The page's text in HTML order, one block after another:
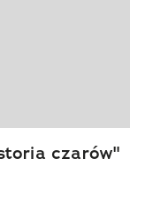
czarów"